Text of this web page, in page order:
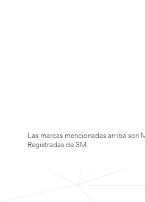
Las marcas mencionadas arriba son
Registradas de 3M.